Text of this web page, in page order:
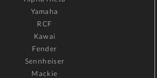
Yamaha
RCF
Kawai
Fender
Sennheiser
Mackie